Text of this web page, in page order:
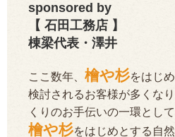
sponsored by
【 石田工務店 】
棟梁代表・澤井
ここ数年、 檜や杉をはじ
検討されるお客様が多くな
くりのお手伝いの一環とし
檜や杉をはじめとする自